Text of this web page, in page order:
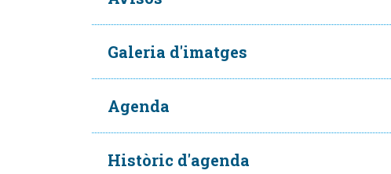
Galeria d'imatges
Agenda
Històric d'agenda